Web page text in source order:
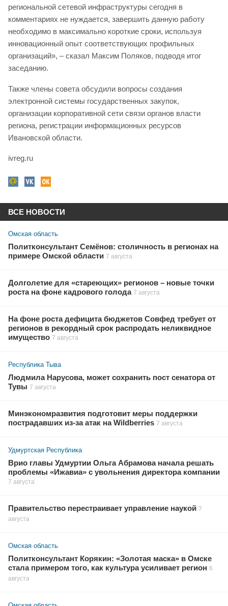
региональной сетевой инфраструктуры сегодня в
комментариях не нуждается, завершить данную работу
необходимо в максимально короткие сроки, используя
инновационный опыт соответствующих профильных
организаций», – сказал Максим Поляков, подводя итог
заседанию.
Также члены совета обсудили вопросы создания
электронной системы государственных закупок,
организации корпоративной сети связи органов власти
региона, регистрации информационных ресурсов
Ивановской области.
ivreg.ru
ВСЕ НОВОСТИ
Омская область
Политконсультант Семёнов: столичность в регионах на
примере Омской области 7 августа
Долголетие для «стареющих» регионов – новые точки
роста на фоне кадрового голода 7 августа
На фоне роста дефицита бюджетов Совфед требует от
регионов в рекордный срок распродать неликвидное
имущество 7 августа
Республика Тыва
Людмила Нарусова, может сохранить пост сенатора от
Тувы 7 августа
Минэкономразвития подготовит меры поддержки
пострадавших из-за атак на Wildberries 7 августа
Удмуртская Республика
Врио главы Удмуртии Ольга Абрамова начала решать
проблемы «Ижавиа» с увольнения директора компании
7 августа
Правительство перестраивает управление наукой 7
августа
Омская область
Политконсультант Корякин: «Золотая маска» в Омске
стала примером того, как культура усиливает регион 6
августа